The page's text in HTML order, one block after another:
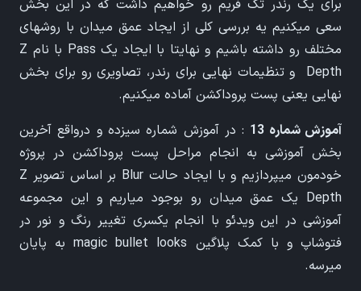
برای یک رندر تک فریم رو خواهیم داشت که در این بخش
سعی میکنیم یه بررسی کلی از ایجاد عمق میدان با روشهای
مختلف رو داشته باشیم و نهایتا با ایجاد یک Pass با نام Z
Depth و تنظیمات نهایی برای رندر، تصاویری رو برای بخش
نهایی یعنی پست پروداکشن آماده میکنیم.
آموزش شماره 13
: در آموزش شماره سیزده و درواقع آخرین
بخش آموزشی به انجام مراحل پست پروداکشن در پروژه
خودمون میپردازیم و با ایجاد حالت Blur بر اساس تصویر Z
Depth یک عمق میدان رو بوجود میاریم و این مجموعه
آموزشی در این ویدئو با انجام یکسری تغییر رنگ و نور در
فتوشاپ و با کمک پلاگین magic bullet looks به پایان
میرسه.